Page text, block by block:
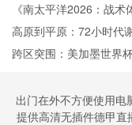
世界杯的实证检验》
《南太平洋2026：战术
高原到平原：72小时
弈
跨区突围：美加墨世界
出门在外不方便使用
提供高清无插件德甲